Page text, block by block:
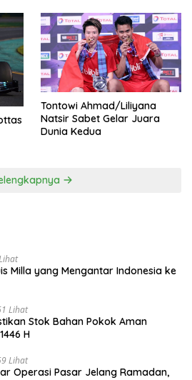
Tontowi Ahmad/Liliyana
Natsir Sabet Gelar Juara
Dunia Kedua
Milla yang Mengantar Indonesia ke
Lihat
Stok Bahan Pokok Aman
H
Lihat
Operasi Pasar Jelang Ramadan,